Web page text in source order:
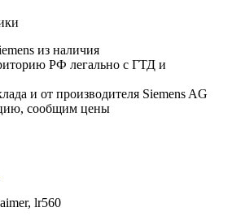
из наличия
РФ легально с ГТД и
и от производителя Siemens AG
сообщим цены
lr560